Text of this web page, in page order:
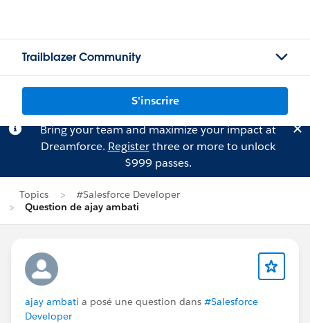
Trailblazer Community
S'inscrire
Bring your team and maximize your impact at
Dreamforce. Registerthree or more to unlock
$999 passes.
Topics
#Salesforce Developer
Question de ajay ambati
ajay ambati a posé une question dans #Salesforce
Developer